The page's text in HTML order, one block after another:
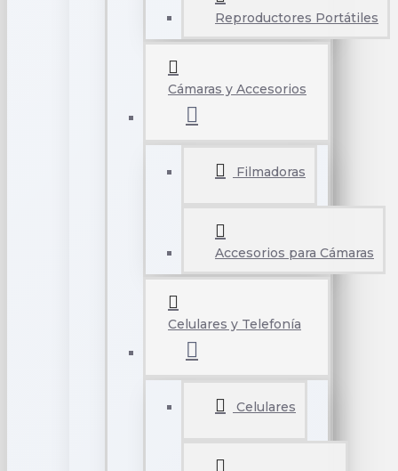
Reproductores Portátiles
Cámaras y Accesorios
Filmadoras
Accesorios para Cámaras
Celulares y Telefonía
Celulares